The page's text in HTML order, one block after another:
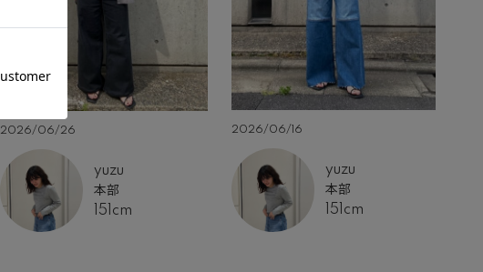
2026/06/26
yuzu
本部
151cm
2026/06/16
yuzu
本部
151cm